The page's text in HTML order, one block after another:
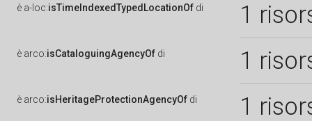
è a-loc:isTimeIndexedTypedLocationOf di 1
è arco:isCataloguingAgencyOf di 1
è arco:isHeritageProtectionAgencyOf di 1